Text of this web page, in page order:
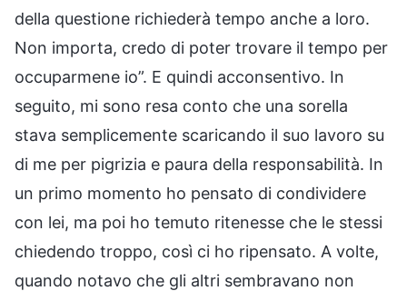
della questione richiederà tempo anche a loro.
Non importa, credo di poter trovare il tempo per
occuparmene io”. E quindi acconsentivo. In
seguito, mi sono resa conto che una sorella
stava semplicemente scaricando il suo lavoro su
di me per pigrizia e paura della responsabilità. In
un primo momento ho pensato di condividere
con lei, ma poi ho temuto ritenesse che le stessi
chiedendo troppo, così ci ho ripensato. A volte,
quando notavo che gli altri sembravano non